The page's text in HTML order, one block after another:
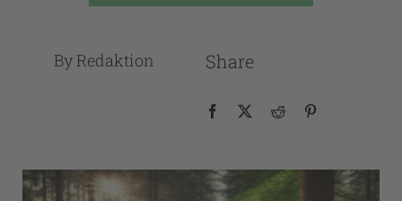
By Redaktion Share